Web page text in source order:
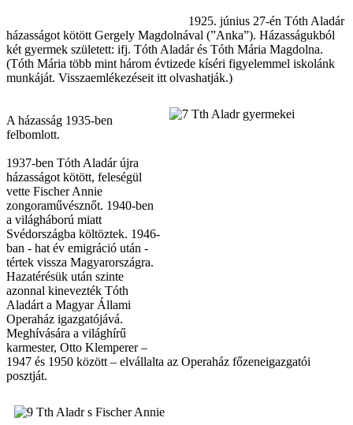
1925. június 27-én Tóth Aladár
házasságot kötött Gergely Magdolnával (”Anka”). Házasságukból
két gyermek született: ifj. Tóth Aladár és Tóth Mária Magdolna.
(Tóth Mária több mint három évtizede kíséri figyelemmel iskolánk
munkáját. Visszaemlékezéseit itt olvashatják.)
A házasság 1935-ben
felbomlott.
1937-ben Tóth Aladár újra
házasságot kötött, feleségül
vette Fischer Annie
zongoraművésznőt. 1940-ben
a világháború miatt
Svédországba költöztek. 1946-
ban - hat év emigráció után -
tértek vissza Magyarországra.
Hazatérésük után szinte
azonnal kinevezték Tóth
Aladárt a Magyar Állami
Operaház igazgatójává.
Meghívására a világhírű
karmester, Otto Klemperer –
1947 és 1950 között – elvállalta az Operaház főzeneigazgatói
posztját.